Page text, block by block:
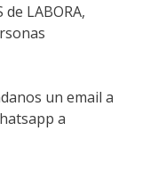
LABORA,
un email a
a